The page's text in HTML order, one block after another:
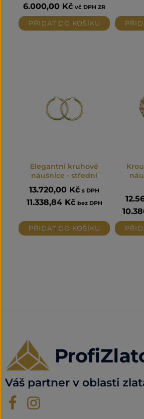
6.000,00 Kč vč DPH ZR
PŘIDAT DO KOŠÍKU
Elegantní kruhové
náušnice - střední
13.720,00 Kč s DPH
11.338,84 Kč bez DPH
PŘIDAT DO KOŠÍKU
Váš partner v oblasti